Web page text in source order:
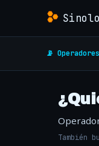
📡 Operadores
También